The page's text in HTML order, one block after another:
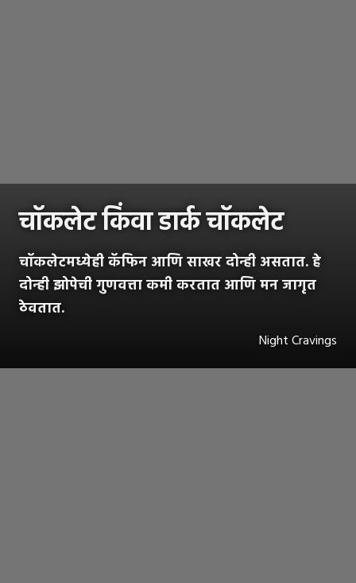
चॉकलेट किंवा डार्क चॉकलेट
चॉकलेटमध्येही कॅफिन आणि साखर दोन्ही असतात. हे
दोन्ही झोपेची गुणवत्ता कमी करतात आणि मन जागृत
ठेवतात.
Night Cravings